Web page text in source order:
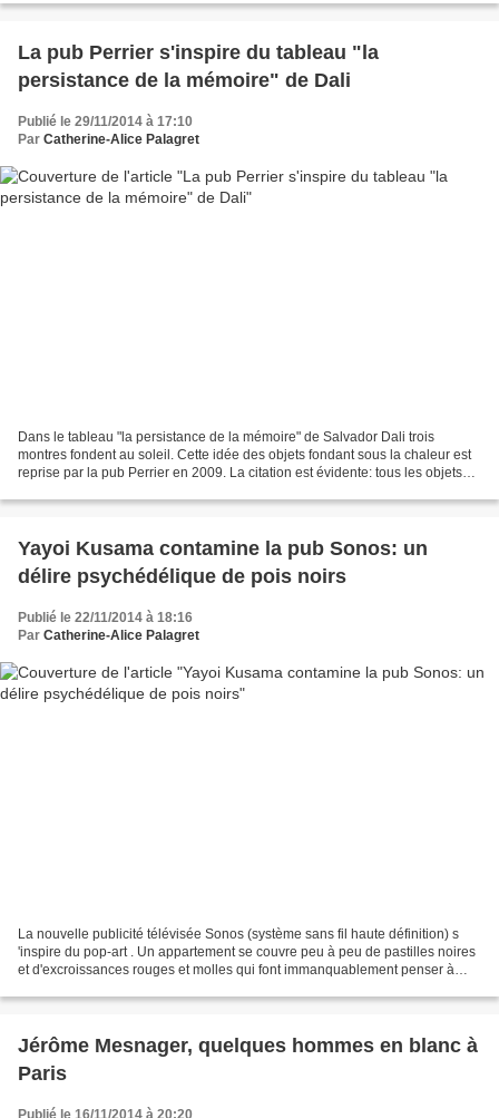
La pub Perrier s'inspire du tableau "la
persistance de la mémoire" de Dali
Publié le 29/11/2014 à 17:10
Par Catherine-Alice Palagret
Dans le tableau "la persistance de la mémoire" de Salvador Dali trois
montres fondent au soleil. Cette idée des objets fondant sous la chaleur est
reprise par la pub Perrier en 2009. La citation est évidente: tous les objets
Yayoi Kusama contamine la pub Sonos: un
délire psychédélique de pois noirs
Publié le 22/11/2014 à 18:16
Par Catherine-Alice Palagret
La nouvelle publicité télévisée Sonos (système sans fil haute définition) s
'inspire du pop-art . Un appartement se couvre peu à peu de pastilles noires
et d'excroissances rouges et molles qui font immanquablement penser à
Jérôme Mesnager, quelques hommes en blanc à
Paris
Publié le 16/11/2014 à 20:20